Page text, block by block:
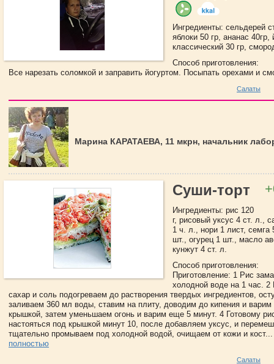
Ингредиенты: сельдерей
яблоки 50 гр, ананас 40гр,
классический 30 гр,
Способ приготовления:
Все нарезать соломкой и заправить йогуртом. Посыпать орехами и
Салаты
Марина КАРАТАЕВА, 11 мкрн, начальник
Суши-торт
Ингредиенты: рис 120
г, рисовый уксус 4 ст. л.,
1 ч. л., нори 1 лист, семга
шт., огурец 1 шт., масло
кунжут 4 ст. л.
Способ приготовления:
Приготовление: 1 Рис
холодной воде на 1 час. 2
сахар и соль подогреваем до растворения твердых ингредиентов,
заливаем 360 мл воды, ставим на плиту, доводим до кипения и варим
крышкой, затем уменьшаем огонь и варим еще 5 минут. 4 Готовому
настояться под крышкой минут 10, после добавляем уксус, и
тщательно промываем под холодной водой, очищаем от кожи и
полностью
Салаты